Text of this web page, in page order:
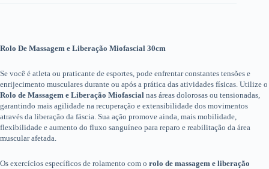
Rolo De Massagem e Liberação Miofascial 30cm
Se você é atleta ou praticante de esportes, pode enfrentar constantes tensões e
enrijecimento musculares durante ou após a prática das atividades físicas. Utilize o
Rolo de Massagem e Liberação Miofascial nas áreas dolorosas ou tensionadas,
garantindo mais agilidade na recuperação e extensibilidade dos movimentos
através da liberação da fáscia. Sua ação promove ainda, mais mobilidade,
flexibilidade e aumento do fluxo sanguíneo para reparo e reabilitação da área
muscular afetada.
Os exercícios específicos de rolamento com o rolo de massagem e liberação